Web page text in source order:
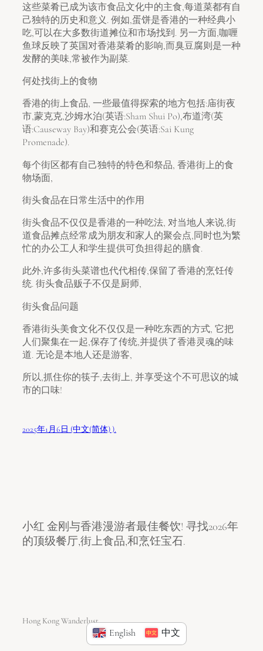
这些菜肴已成为该市食品文化中的主食,每道菜都有自
己独特的历史和意义. 例如,蛋饼是香港的一种经典小
吃,可以在大多数街道摊位和市场找到. 另一方面,咖喱
鱼球反映了英国对香港菜肴的影响,而臭豆腐则是一种
发酵的美味,常被作为副菜.
何处找街上的食物
香港的街上食品, 一些最值得探索的地方包括:庙街夜
市,蒙克克,沙姆水泊(英语:Sham Shui Po),布道湾(英
语:Causeway Bay)和赛克公会(英语:Sai Kung
Promenade).
每个街区都有自己独特的特色和祭品, 香港街上的食
物场面,
街头食品在日常生活中的作用
街头食品不仅仅是香港的一种吃法, 对当地人来说,街
道食品摊点经常成为朋友和家人的聚会点,同时也为繁
忙的办公工人和学生提供可负担得起的膳食.
此外,许多街头菜谱也代代相传,保留了香港的烹饪传
统. 街头食品贩子不仅是厨师,
街头食品问题
香港街头美食文化不仅仅是一种吃东西的方式, 它把
人们聚集在一起,保存了传统,并提供了香港灵魂的味
道. 无论是本地人还是游客,
所以,抓住你的筷子,去街上, 并享受这个不可思议的城
市的口味!
2025年1月6日 (中文(简体) ).
小红 金刚与香港漫游者最佳餐饮! 寻找2026年
的顶级餐厅,街上食品,和烹饪宝石.
Hong Kong Wanderlust
English 中文